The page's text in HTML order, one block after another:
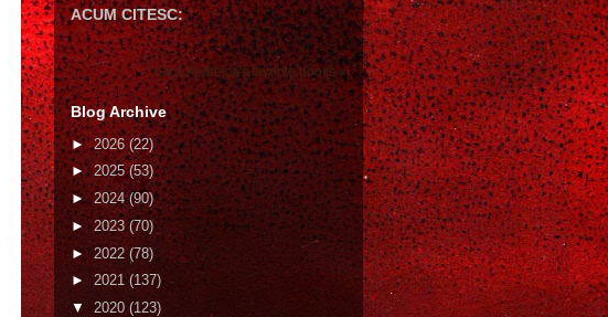
ACUM CITESC:
Gică Andreica's favorite books »
Blog Archive
►2026(22)
►2025(53)
► 2024(90)
►2023(70)
► 2022(78)
► 2021 (137)
▼ 2020 (123)